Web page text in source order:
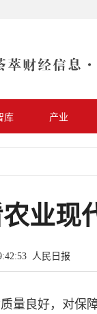
库 产业
业现
人民日报
量良好，对保